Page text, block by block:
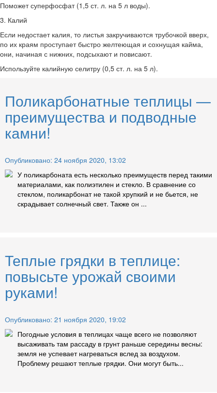
Поможет суперфосфат (1,5 ст. л. на 5 л воды).
3. Калий
Если недостает калия, то листья закручиваются трубочкой вверх,
по их краям проступает быстро желтеющая и сохнущая кайма,
они, начиная с нижних, подсыхают и повисают.
Используйте калийную селитру (0,5 ст. л. на 5 л).
Поликарбонатные теплицы —
преимущества и подводные
камни!
Опубликовано: 24 ноября 2020, 13:02
У поликарбоната есть несколько преимуществ перед такими
материалами, как полиэтилен и стекло. В сравнение со
стеклом, поликарбонат не такой хрупкий и не бьется, не
скрадывает солнечный свет. Также он ...
Теплые грядки в теплице:
повысьте урожай своими
руками!
Опубликовано: 21 ноября 2020, 19:02
Погодные условия в теплицах чаще всего не позволяют
высаживать там рассаду в грунт раньше середины весны:
земля не успевает нагреваться вслед за воздухом.
Проблему решают теплые грядки. Они могут быть...